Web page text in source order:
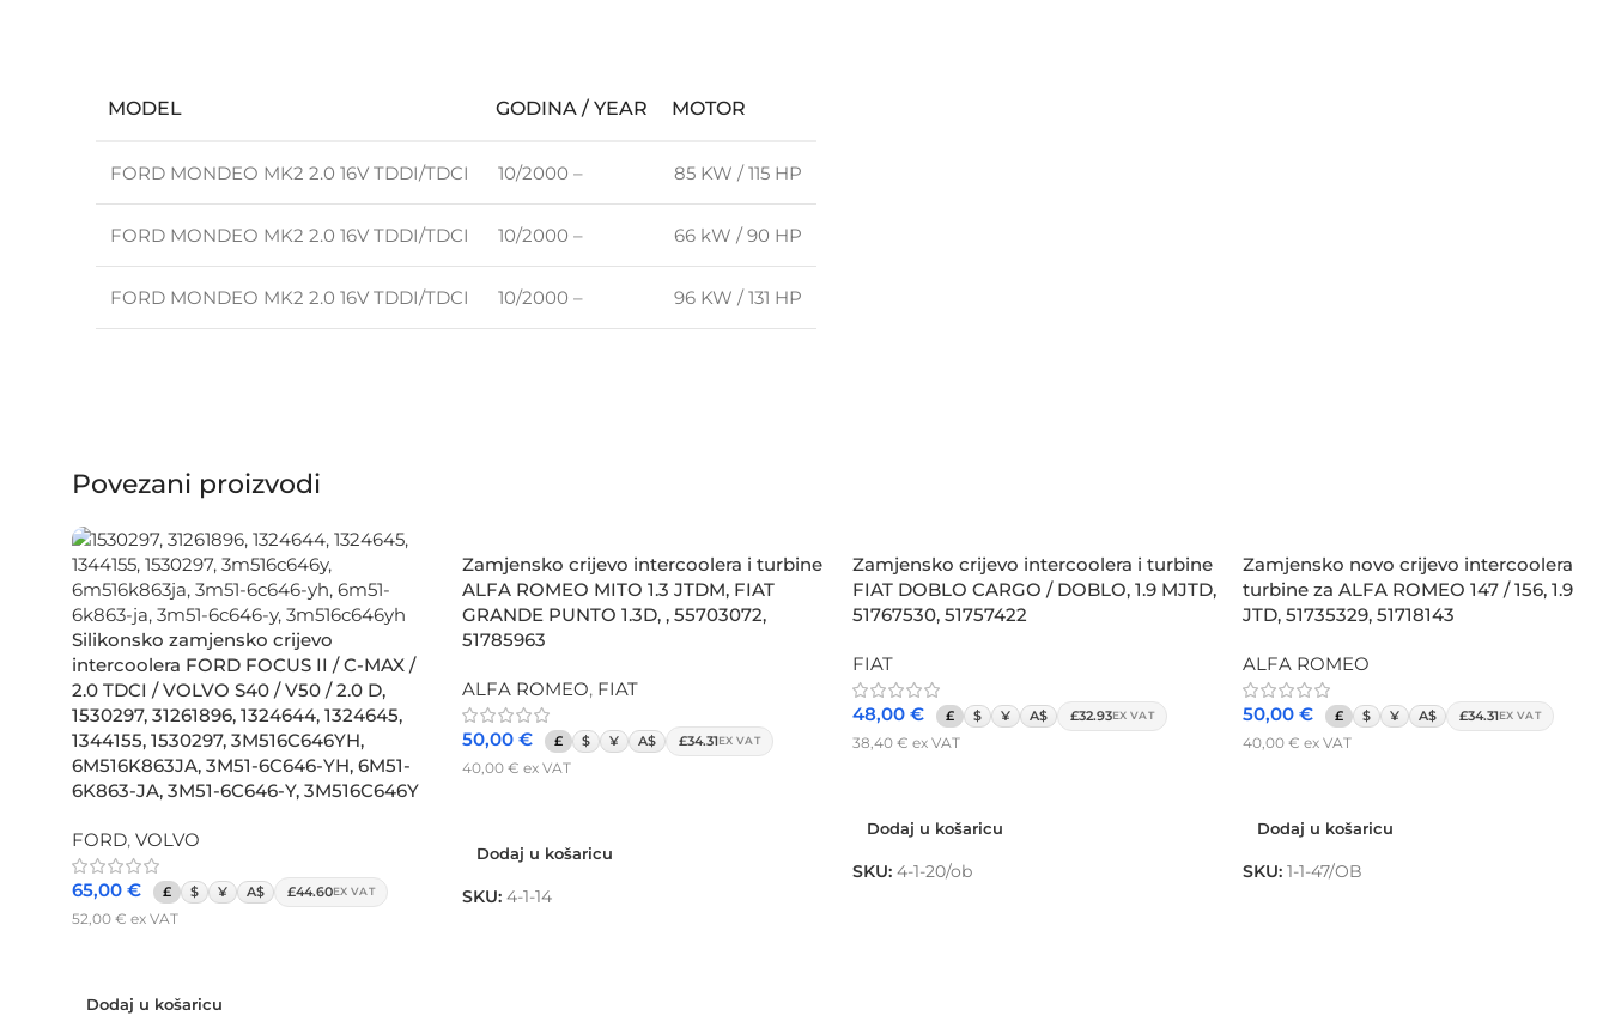
MODEL GODINA / YEAR MOTOR
FORD MONDEO MK2 2.0 16V TDDI/TDCI 10/2000 – 85 KW / 115 HP
FORD MONDEO MK2 2.0 16V TDDI/TDCI 10/2000 – 66 kW / 90 HP
FORD MONDEO MK2 2.0 16V TDDI/TDCI 10/2000 – 96 KW / 131 HP
Povezani proizvodi
Silikonsko zamjensko crijevo
intercoolera FORD FOCUS II / C-MAX /
2.0 TDCI / VOLVO S40 / V50 / 2.0 D,
1530297, 31261896, 1324644, 1324645,
1344155, 1530297, 3M516C646YH,
6M516K863JA, 3M51-6C646-YH, 6M51-
6K863-JA, 3M51-6C646-Y, 3M516C646Y
FORD, VOLVO
65,00 € £ $ ¥ A$ £44.60EX VAT
52,00 € ex VAT
Dodaj u košaricu
Zamjensko crijevo intercoolera i turbine
ALFA ROMEO MITO 1.3 JTDM, FIAT
GRANDE PUNTO 1.3D, , 55703072,
51785963
ALFA ROMEO, FIAT
50,00 € £ $ ¥ A$ £34.31EX VAT
40,00 € ex VAT
Dodaj u košaricu
SKU: 4-1-14
Zamjensko crijevo intercoolera i turbine
FIAT DOBLO CARGO / DOBLO, 1.9 MJTD,
51767530, 51757422
FIAT
48,00 € £ $ ¥ A$ £32.93EX VAT
38,40 € ex VAT
Dodaj u košaricu
SKU: 4-1-20/ob
Zamjensko novo crijevo intercoolera
turbine za ALFA ROMEO 147 / 156, 1.9
JTD, 51735329, 51718143
ALFA ROMEO
50,00 € £ $ ¥ A$ £34.31EX VAT
40,00 € ex VAT
Dodaj u košaricu
SKU: 1-1-47/OB